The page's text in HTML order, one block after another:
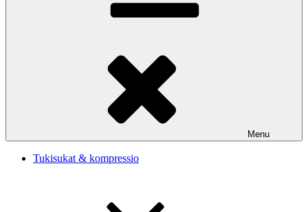
Menu
Tukisukat & kompressio